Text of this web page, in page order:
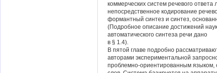
коммерческих систем речевого
непосредственное кодирование
формантный синтез и синтез,
(Подробное описание достижений
автоматического синтеза речи дано
в § 1.4).
В пятой главе подробно
авторами экспериментальной
проблемно-ориентированным языком,